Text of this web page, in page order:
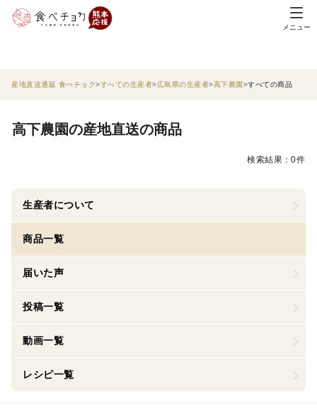
メニュー
産地直送通販 食べチョク すべての生産者 広島県の生産者 高下農園 すべての商品
高下農園の産地直送の商品
検索結果：0件
生産者について
商品一覧
届いた声
投稿一覧
動画一覧
レシピ一覧